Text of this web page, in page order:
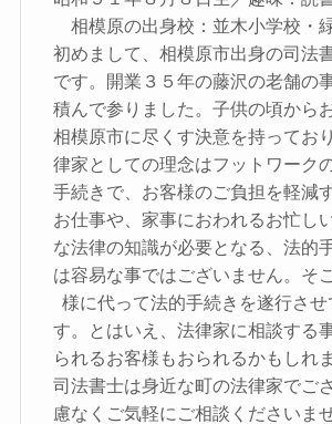
相模原の出身校：並木小学校・
初めまして、相模原市出身の司法
です。開業３５年の藤沢の老舗の
積んで参りました。子供の頃から
相模原市に尽くす決意を持ってお
律家としての理念はフットワーク
手続きで、お客様のご負担を軽減
お仕事や、家事におわれるお忙し
な法律の知識が必要となる、法的
は容易な事ではございません。そ
様に代って法的手続きを遂行させ
す。とはいえ、法律家に相談する
られるお客様もおられるかもしれ
司法書士は身近な町の法律家でご
慮なくご気軽にご相談くださいま